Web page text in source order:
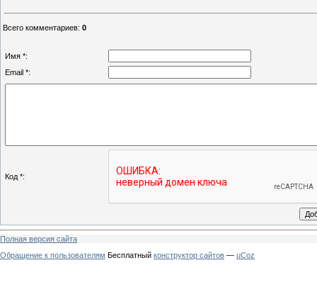
Всего комментариев: 0
Имя *:
Email *:
Код *:
Полная версия сайта
Обращение к пользователям Бесплатный конструктор сайтов — uCoz